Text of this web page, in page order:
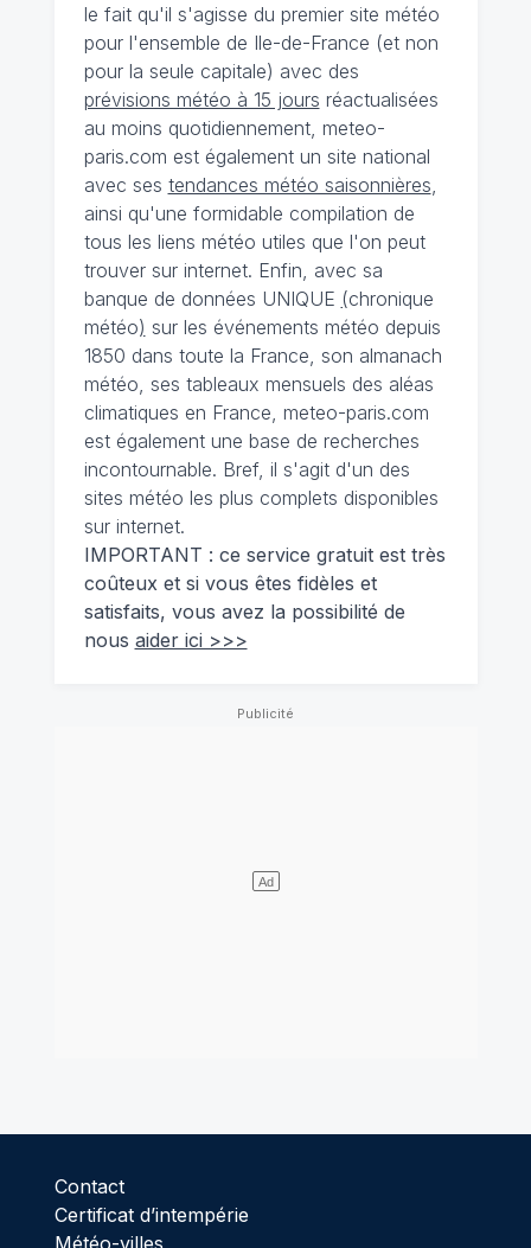
le fait qu'il s'agisse du premier site météo
pour l'ensemble de Ile-de-France (et non
pour la seule capitale) avec des
prévisions météo à 15 jours réactualisées
au moins quotidiennement, meteo-
paris.com est également un site national
avec ses tendances météo saisonnières,
ainsi qu'une formidable compilation de
tous les liens météo utiles que l'on peut
trouver sur internet. Enfin, avec sa
banque de données UNIQUE (chronique
météo) sur les événements météo depuis
1850 dans toute la France, son almanach
météo, ses tableaux mensuels des aléas
climatiques en France, meteo-paris.com
est également une base de recherches
incontournable. Bref, il s'agit d'un des
sites météo les plus complets disponibles
sur internet.
IMPORTANT : ce service gratuit est très
coûteux et si vous êtes fidèles et
satisfaits, vous avez la possibilité de
nous aider ici >>>
Contact
Certificat d’intempérie